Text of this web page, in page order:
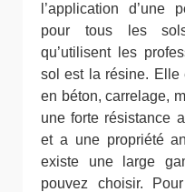
l’application d’une
pour tous les
qu’utilisent les
sol est la résine. Elle
en béton, carrelage,
une forte résistance
et a une propriété
existe une large
pouvez choisir.